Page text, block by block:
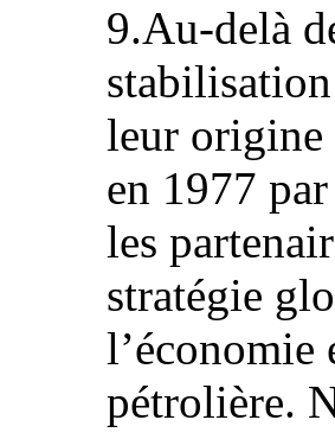
9.Au-delà
leur origine
en 1977
les
stratégie
l’économie
pétrolière.